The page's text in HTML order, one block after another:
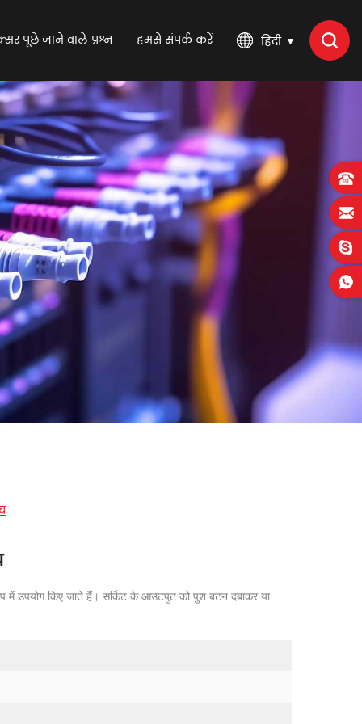
हिंदी
पूछे जाने वाले प्रश्न हमसे संपर्क करें
उपयोग किए जाते हैं। सर्किट के आउटपुट को पुश बटन दबाकर या